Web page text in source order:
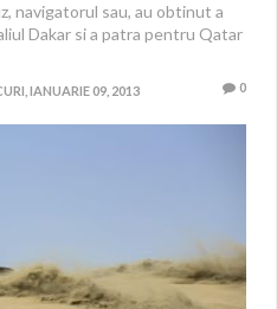
navigatorul sau, au obtinut a
Dakar si a patra pentru Qatar
IANUARIE 09, 2013 0